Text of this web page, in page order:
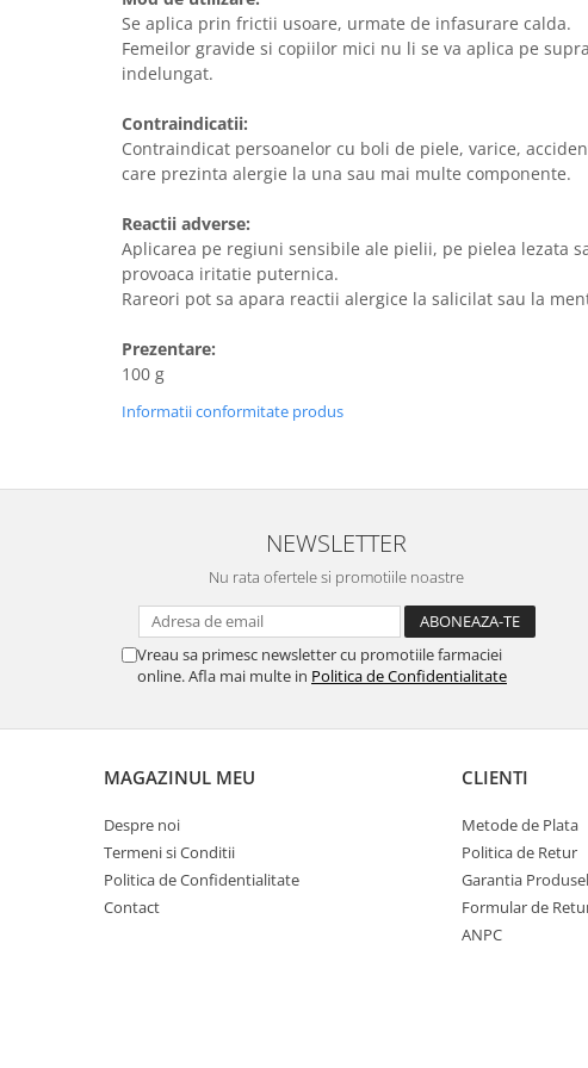
Se aplica prin frictii usoare, urmate de infasurare calda.
Femeilor gravide si copiilor mici nu li se va aplica pe
indelungat.
Contraindicatii:
Contraindicat persoanelor cu boli de piele, varice,
care prezinta alergie la una sau mai multe componente.
Reactii adverse:
Aplicarea pe regiuni sensibile ale pielii, pe pielea lezata
provoaca iritatie puternica.
Rareori pot sa apara reactii alergice la salicilat sau la
Prezentare:
100 g
Informatii conformitate produs
NEWSLETTER
Nu rata ofertele si promotiile noastre
Vreau sa primesc newsletter cu promotiile farmaciei
online. Afla mai multe in Politica de Confidentialitate
MAGAZINUL MEU
Despre noi
Termeni si Conditii
Politica de Confidentialitate
Contact
CLIENTI
Metode de Plata
Politica de Retur
Garantia
Formular de
ANPC